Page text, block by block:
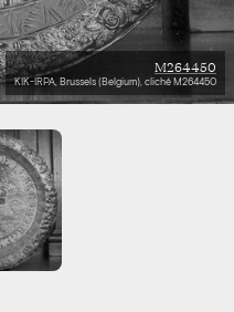
M264450
KIK-IRPA, Brussels (Belgium), cliché M264450